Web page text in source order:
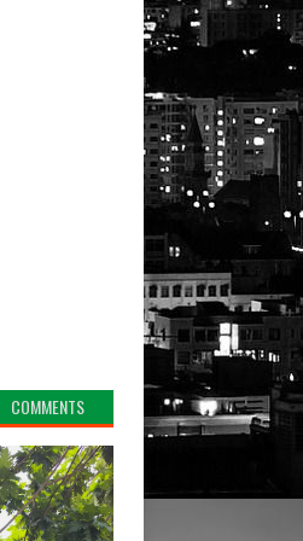
COMMENTS